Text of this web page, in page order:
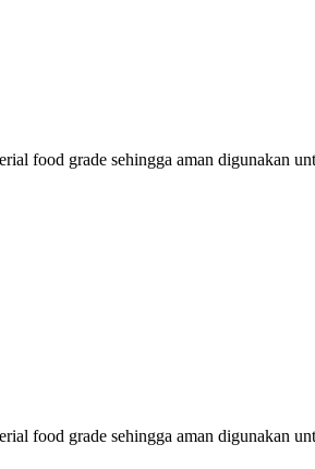
food grade sehingga aman digunakan
food grade sehingga aman digunakan